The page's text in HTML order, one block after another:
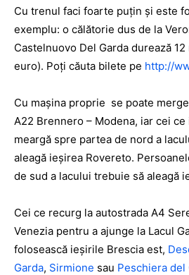
Cu trenul faci foarte puțin și este
exemplu: o călătorie dus de la
Castelnuovo Del Garda durează
euro). Poți căuta bilete pe http://
Cu mașina proprie se poate
A22 Brennero – Modena, iar cei
meargă spre partea de nord a
aleagă ieşirea Rovereto.
de sud a lacului trebuie să aleagă
Cei ce recurg la autostrada A4
Venezia pentru a ajunge la Lacul
folosească ieşirile Brescia est,
Garda, Sirmione sau Peschiera del